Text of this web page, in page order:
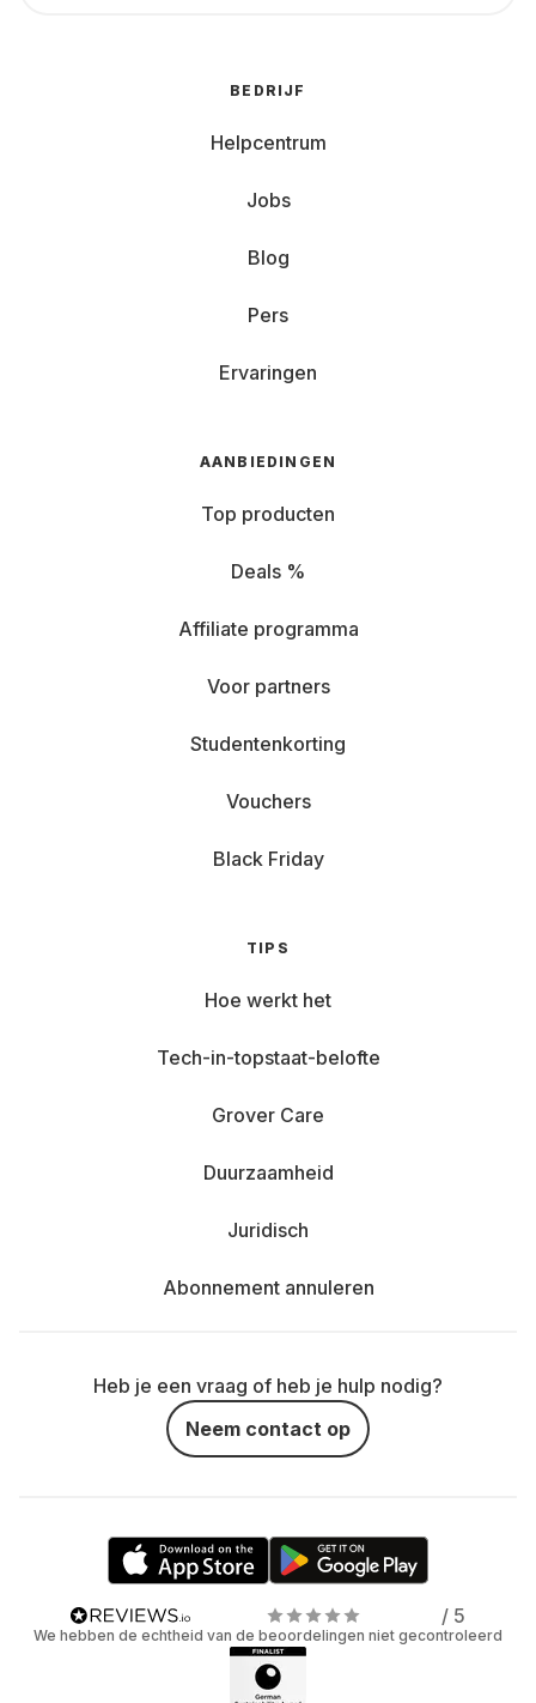
BEDRIJF
Helpcentrum
Jobs
Blog
Pers
Ervaringen
AANBIEDINGEN
Top producten
Deals %
Affiliate programma
Voor partners
Studentenkorting
Vouchers
Black Friday
TIPS
Hoe werkt het
Tech-in-topstaat-belofte
Grover Care
Duurzaamheid
Juridisch
Abonnement annuleren
Heb je een vraag of heb je hulp nodig?
Neem contact op
/ 5
We hebben de echtheid van de beoordelingen niet gecontroleerd